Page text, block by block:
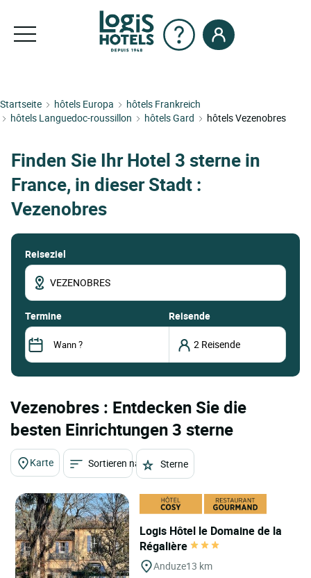
Startseite hôtels Europa
hôtels Frankreich
hôtels Languedoc-roussillon
hôtels Gard hôtels Vezenobres
Finden Sie Ihr Hotel 3 sterne in
France, in dieser Stadt :
Vezenobres
Reiseziel
termine Reisende
Vezenobres : Entdecken Sie die
besten Einrichtungen 3 sterne
Karte Sortieren nach Sterne
Logis Hôtel le Domaine de la
Régalière
Anduze13 km